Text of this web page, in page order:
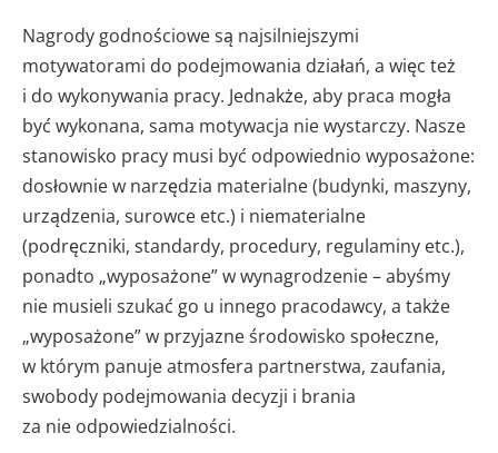
Nagrody godnościowe są najsilniejszymi
motywatorami do podejmowania działań, a więc też
i do wykonywania pracy. Jednakże, aby praca mogła
być wykonana, sama motywacja nie wystarczy. Nasze
stanowisko pracy musi być odpowiednio wyposażone:
dosłownie w narzędzia materialne (budynki, maszyny,
urządzenia, surowce etc.) i niematerialne
(podręczniki, standardy, procedury, regulaminy etc.),
ponadto „wyposażone” w wynagrodzenie – abyśmy
nie musieli szukać go u innego pracodawcy, a także
„wyposażone” w przyjazne środowisko społeczne,
w którym panuje atmosfera partnerstwa, zaufania,
swobody podejmowania decyzji i brania
za nie odpowiedzialności.